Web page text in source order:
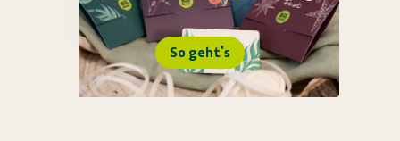
So geht's